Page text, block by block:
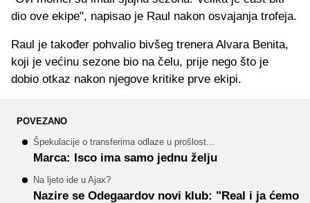
dio ove ekipe", napisao je Raul nakon osvajanja trofeja.
Raul je također pohvalio bivšeg trenera Alvara Benita,
koji je većinu sezone bio na čelu, prije nego što je
dobio otkaz nakon njegove kritike prve ekipi.
POVEZANO
Špekulacije o transferima odlaze u prošlost...
Marca: Isco ima samo jednu želju
Na ljeto ide u Ajax?
Nazire se Odegaardov novi klub: "Real i ja ćemo